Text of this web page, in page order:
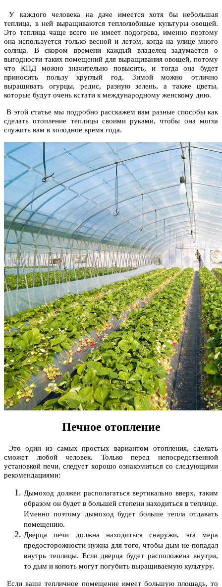
У каждого человека на даче имеется хотя бы небольшая
теплица, в ней выращиваются теплолюбивые культуры овощей.
Это теплица чаще всего не имеет подогрева, именно поэтому
она используется только весной и летом, когда на улице много
солнца. В скором времени каждый владелец задумается о
выгодности таких помещений для выращивания овощей, потому
что КПД можно значительно повысить, и тогда она будет
приносить пользу круглый год. Зимой можно отлично
выращивать огурцы, редис, разную зелень, а также цветы,
которые будут очень кстати к международному женскому дню.
В этой статье мы подробно расскажем вам разные способы как
сделать отопление теплицы своими руками, чтобы она могла
служить вам в холодное время года.
Печное отопление
Это один из самых простых вариантом отопления, сделать
сможет любой человек. Только перед непосредственной
установкой печи, следует хорошо ознакомиться со следующими
рекомендациями:
Дымоход должен располагаться вертикально вверх, таким
образом он будет в большей степени находиться в теплице.
Именно поэтому дымоход будет больше тепла отдавать
помещению.
Дверца печи должна находиться снаружи, эта мера
предосторожности нужна для того, чтобы дым не попадал
внутрь теплицы. Если дверца будет расположена внутри,
то дым и копоть могут погубить выращиваемую культуру.
Если ваше тепличное помещение имеет большую площадь, то